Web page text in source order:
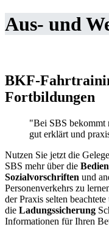
Aus- und
BKF-
Fortbildungen
"Bei SBS bekommt
gut erklärt und
Nutzen Sie jetzt die
SBS mehr über die
Sozialvorschriften und
Personenverkehrs zu
der Praxis selten
die Ladungssicherung
Informationen für Ihren